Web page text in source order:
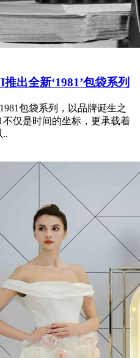
出全新‘1981’包袋系列
包袋系列，以品牌诞生之
不仅是时间的坐标，更承载着
..